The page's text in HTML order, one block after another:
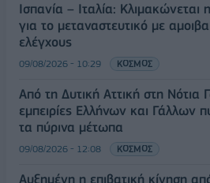
Ισπανία – Ιταλία: Κλιμακώνεται
για το μεταναστευτικό με
ελέγχους
09/08/2026 - 10:29 ΚΟΣΜΟΣ
Από τη Δυτική Αττική στη Νότια
εμπειρίες Ελλήνων και Γάλλων
τα πύρινα μέτωπα
09/08/2026 - 12:08 ΚΟΣΜΟΣ
Αυξημένη η επιβατική κίνηση